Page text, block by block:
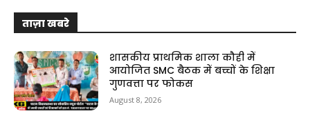
ताज़ा खबरे
शासकीय प्राथमिक शाला कौही में
आयोजित SMC बैठक में बच्चों के शिक्षा
गुणवत्ता पर फोकस
August 8, 2026